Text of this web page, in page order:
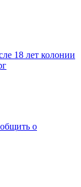
как новый закон
18 лет колонии
о